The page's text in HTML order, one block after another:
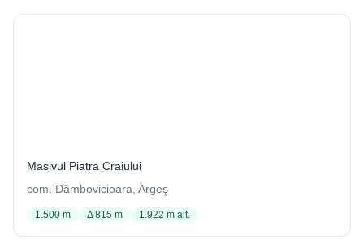
Masivul Piatra Craiului
com. Dâmbovicioara, Argeş
1.500 m Δ 815 m 1.922 m alt.